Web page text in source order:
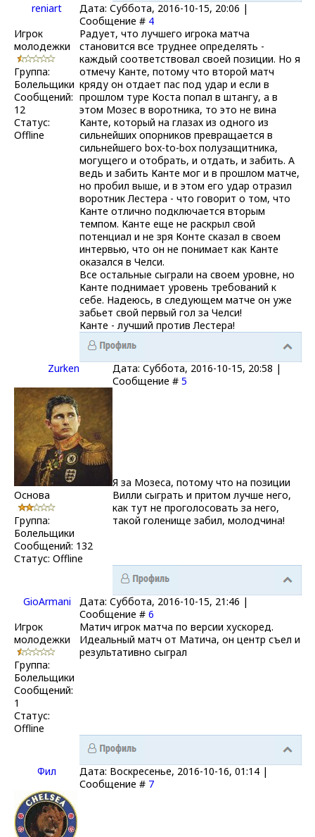
reniart
Дата: Суббота, 2016-10-15, 20:06 |
Сообщение # 4
Игрок
молодежки
Группа:
Болельщики
Сообщений:
12
Статус:
Offline
Радует, что лучшего игрока матча
становится все труднее определять -
каждый соответствовал своей позиции. Но я
отмечу Канте, потому что второй матч
кряду он отдает пас под удар и если в
прошлом туре Коста попал в штангу, а в
этом Мозес в воротника, то это не вина
Канте, который на глазах из одного из
сильнейших опорников превращается в
сильнейшего box-to-box полузащитника,
могущего и отобрать, и отдать, и забить. А
ведь и забить Канте мог и в прошлом матче,
но пробил выше, и в этом его удар отразил
воротник Лестера - что говорит о том, что
Канте отлично подключается вторым
темпом. Канте еще не раскрыл свой
потенциал и не зря Конте сказал в своем
интервью, что он не понимает как Канте
оказался в Челси.
Все остальные сыграли на своем уровне, но
Канте поднимает уровень требований к
себе. Надеюсь, в следующем матче он уже
забьет свой первый гол за Челси!
Канте - лучший против Лестера!
Zurken
Дата: Суббота, 2016-10-15, 20:58 |
Сообщение # 5
Основа
Группа:
Болельщики
Сообщений: 132
Статус: Offline
Я за Мозеса, потому что на позиции
Вилли сыграть и притом лучше него,
как тут не проголосовать за него,
такой голенище забил, молодчина!
GioArmani
Дата: Суббота, 2016-10-15, 21:46 |
Сообщение # 6
Игрок
молодежки
Группа:
Болельщики
Сообщений:
1
Статус:
Offline
Матич игрок матча по версии хускоред.
Идеальный матч от Матича, он центр съел и
результативно сыграл
Фил
Дата: Воскресенье, 2016-10-16, 01:14 |
Сообщение # 7